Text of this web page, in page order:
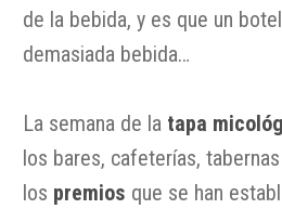
de la bebida, y es que un
demasiada bebida…
La semana de la tapa
los bares, cafeterías,
los premios que se han